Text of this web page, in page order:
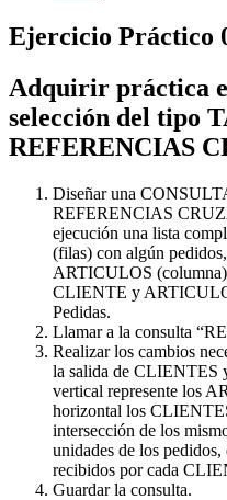
Ejercicio Práctico
Adquirir práctica
selección del tipo
REFERENCIAS
Diseñar una
REFERENCIAS
ejecución una lista
(filas) con algún
ARTICULOS (columna)
CLIENTE y
Pedidas.
Llamar a la consulta
Realizar los cambios
la salida de CLIENTES
vertical represente los
horizontal los
intersección de los
unidades de los
recibidos por cada
Guardar la consulta.